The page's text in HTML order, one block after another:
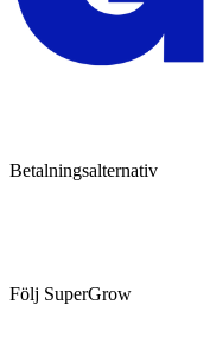
Betalningsalternativ
Följ SuperGrow